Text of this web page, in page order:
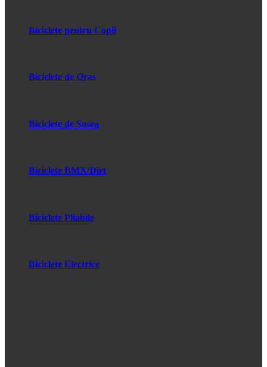
Biciclete pentru Copii
Biciclete de Oras
Biciclete de Sosea
Biciclete BMX/Dirt
Biciclete Pliabile
Biciclete Electrice